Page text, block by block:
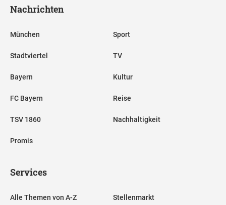
Nachrichten
München
Stadtviertel
Bayern
FC Bayern
TSV 1860
Promis
Sport
TV
Kultur
Reise
Nachhaltigkeit
Services
Alle Themen von A-Z Stellenmarkt